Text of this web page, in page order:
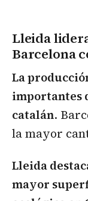
Lleida
Barcelona
La
importantes
catalán.
la mayor
Lleida
mayor